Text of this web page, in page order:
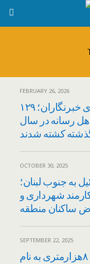
FEBRUARY 26, 2026
رکوردی تلخ برای خبرنگاران؛ ۱۲۹
رسانه در سال
کشته شدند
OCTOBER 30, 2025
به جنوب لبنان؛
شهرداری و
ساکنان منطقه
SEPTEMBER 22, 2025
انتقال ویلای ۸هزارمتری به نام